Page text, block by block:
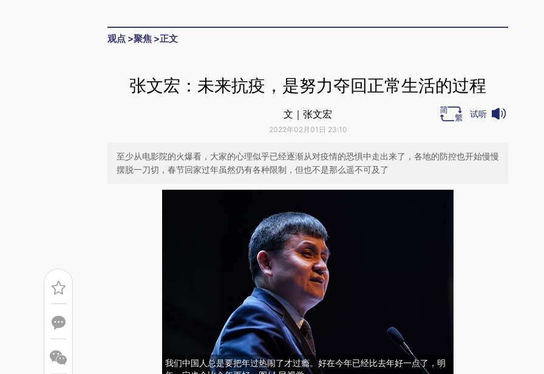
观点 >聚焦 >正文
张文宏：未来抗疫，是努力夺回正常生活的过程
文｜张文宏
2022年02月01日 23:10
试听
至少从电影院的火爆看，大家的心理似乎已经逐渐从对疫情的恐惧中走出来了，各地的防控也开始慢慢
摆脱一刀切，春节回家过年虽然仍有各种限制，但也不是那么遥不可及了
我们中国人总是要把年过热闹了才过瘾。好在今年已经比去年好一点了，明